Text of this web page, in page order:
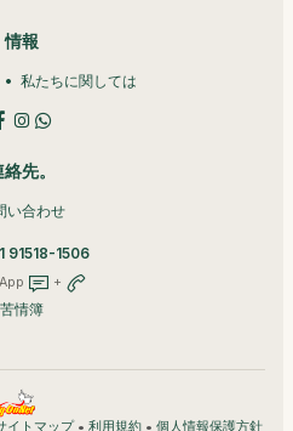
情報
私たちに関しては
先。
い合わせ
91518-1506
+
苦情簿
イトマップ• 利用規約 • 個人情報保護方針